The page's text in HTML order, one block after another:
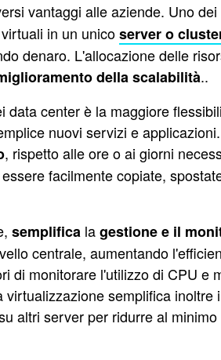
vantaggi alle aziende. Uno
in un unicoserver o
denaro. L'allocazione delle
della scalabilità..
center è la maggiore
nuovi servizi e
, rispetto alle ore o ai giorni
facilmente copiate,
semplifica lagestione e il
centrale, aumentando
di monitorare l'utilizzo di CPU e
semplifica
altri server per ridurre al